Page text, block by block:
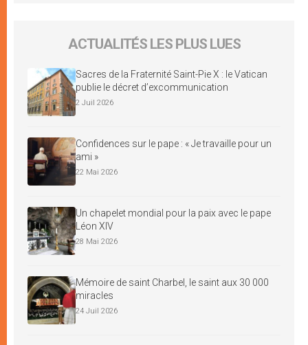
ACTUALITÉS LES PLUS LUES
Sacres de la Fraternité Saint-Pie X : le Vatican
publie le décret d’excommunication
2 Juil 2026
Confidences sur le pape : « Je travaille pour un
ami »
22 Mai 2026
Un chapelet mondial pour la paix avec le pape
Léon XIV
28 Mai 2026
Mémoire de saint Charbel, le saint aux 30 000
miracles
24 Juil 2026